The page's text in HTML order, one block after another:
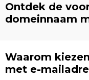
Ontdek de
domeinnaam
Waarom
met e-